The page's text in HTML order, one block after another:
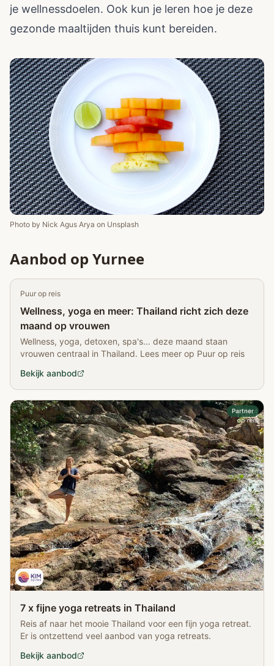
je wellnessdoelen. Ook kun je leren hoe je deze
gezonde maaltijden thuis kunt bereiden.
Photo by Nick Agus Arya on Unsplash
Aanbod op Yurnee
Puur op reis
Wellness, yoga en meer: Thailand richt zich deze
maand op vrouwen
Wellness, yoga, detoxen, spa's... deze maand staan
vrouwen centraal in Thailand. Lees meer op Puur op reis
Bekijk aanbod
Partner
7 x fijne yoga retreats in Thailand
Reis af naar het mooie Thailand voor een fijn yoga retreat.
Er is ontzettend veel aanbod van yoga retreats.
Bekijk aanbod